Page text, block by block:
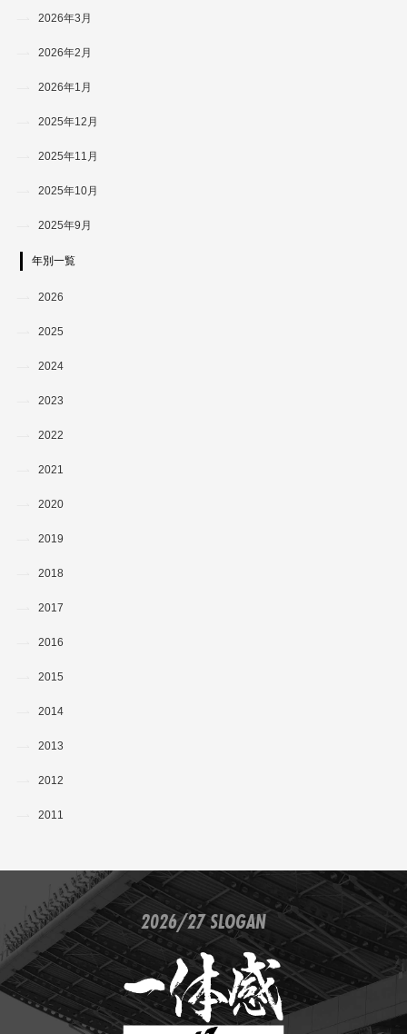
2026年3月
2026年2月
2026年1月
2025年12月
2025年11月
2025年10月
2025年9月
年別一覧
2026
2025
2024
2023
2022
2021
2020
2019
2018
2017
2016
2015
2014
2013
2012
2011
2026/27 SLOGAN